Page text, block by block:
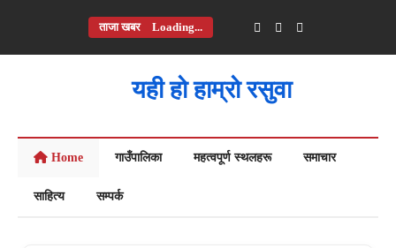
ताजा खबर Loading...
यही हो हाम्रो रसुवा
Home गाउँपालिका महत्वपूर्ण स्थलहरू समाचार
साहित्य सम्पर्क